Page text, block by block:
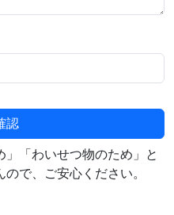
認
」「わいせつ物のため」と
で、ご安心ください。